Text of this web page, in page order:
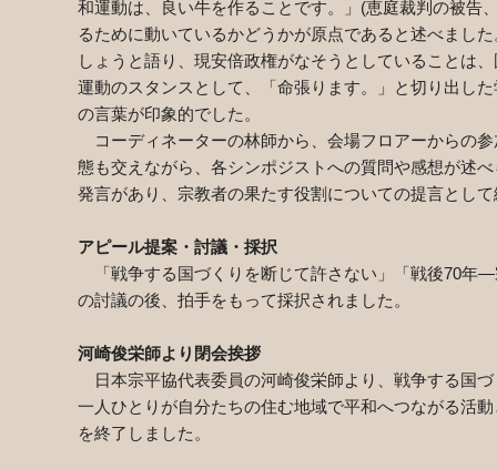
和運動は、良い牛を作ることです。」(恵庭裁判の被告
るために動いているかどうかが原点であると述べまし
しょうと語り、現安倍政権がなそうとしていることは
運動のスタンスとして、「命張ります。」と切り出し
の言葉が印象的でした。
コーディネーターの林師から、会場フロアーからの
態も交えながら、各シンポジストへの質問や感想が述
発言があり、宗教者の果たす役割についての提言とし
アピール提案・討議・採択
「戦争する国づくりを断じて許さない」「戦後70年
の討議の後、拍手をもって採択されました。
河崎俊栄師より閉会挨拶
日本宗平協代表委員の河崎俊栄師より、戦争する国
一人ひとりが自分たちの住む地域で平和へつながる活
を終了しました。